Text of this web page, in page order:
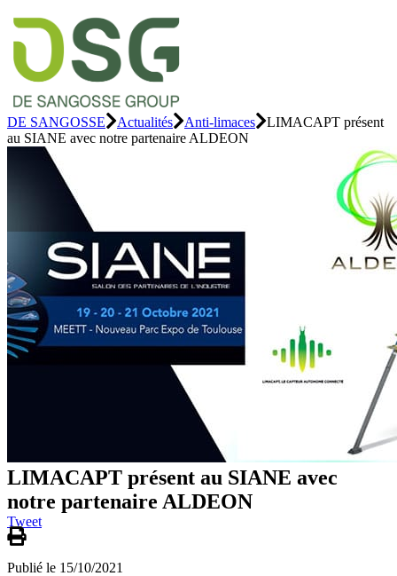
DE SANGOSSE Actualités Anti-limaces
LIMACAPT présent
au SIANE avec notre partenaire ALDEON
LIMACAPT présent au SIANE avec
notre partenaire ALDEON
Tweet
Publié le 15/10/2021